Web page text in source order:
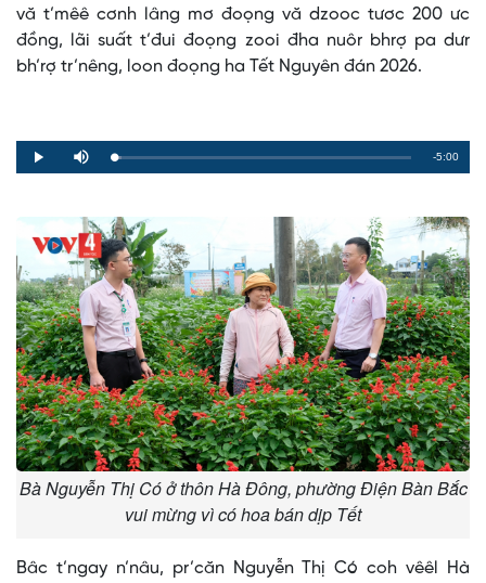
vă t’mêê cơnh lâng mơ đoọng vă dzooc tươc 200 ưc
đồng, lãi suất t’đui đoọng zooi đha nuôr bhrợ pa dưr
bh’rợ tr’nêng, loon đoọng ha Tết Nguyên đán 2026.
Play Mute Loaded:
0%
Progress:
0%
Remaining
-5:00
Bà Nguyễn Thị Có ở thôn Hà Đông, phường Điện Bàn Bắc
vui mừng vì có hoa bán dịp Tết
Bâc t’ngay n’nâu, pr’căn Nguyễn Thị Có coh vêêl Hà